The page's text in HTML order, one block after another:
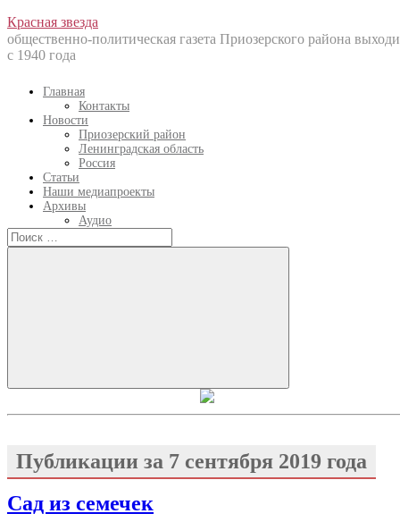
Перейти
к
содержанию
Красная звезда
общественно-политическая газета Приозерского района
с 1940 года
Главная
Контакты
Новости
Приозерский район
Ленинградская область
Россия
Статьи
Наши медиапроекты
Архивы
Аудио
Искать:
Искать
Публикации за 7 сентября 2019 года
Сад из семечек